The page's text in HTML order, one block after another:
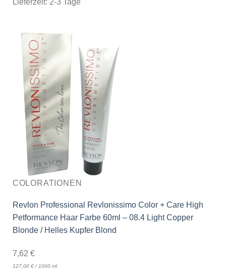
COLORATIONEN
Revlon Professional Revlonissimo Color + Care High
Petformance Haar Farbe 60ml – 08.4 Light Copper
Blonde / Helles Kupfer Blond
7,62 €
127,00 €/ 1000 ml